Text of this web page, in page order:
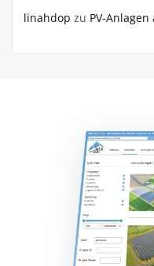
linahdop zu